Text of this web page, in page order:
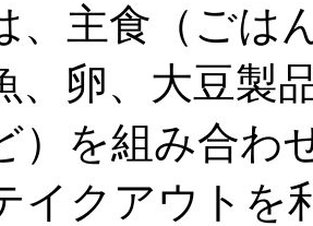
主食（ごは
、卵、大豆
）を組み合わ
イクアウトを